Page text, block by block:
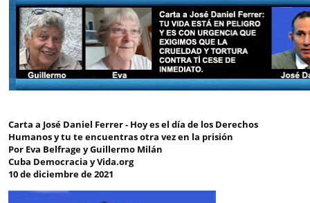
Carta a José Daniel Ferrer - Hoy es el día de los Derechos
Humanos y tu te encuentras otra vez en la prisión
Por Eva Belfrage y Guillermo Milán
Cuba Democracia y Vida.org
10 de diciembre de 2021